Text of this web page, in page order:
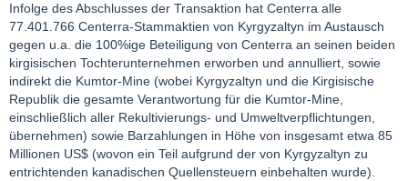
Infolge des Abschlusses der Transaktion hat Centerra alle
77.401.766 Centerra-Stammaktien von Kyrgyzaltyn im Austausch
gegen u.a. die 100%ige Beteiligung von Centerra an seinen beiden
kirgisischen Tochterunternehmen erworben und annulliert, sowie
indirekt die Kumtor-Mine (wobei Kyrgyzaltyn und die Kirgisische
Republik die gesamte Verantwortung für die Kumtor-Mine,
einschließlich aller Rekultivierungs- und Umweltverpflichtungen,
übernehmen) sowie Barzahlungen in Höhe von insgesamt etwa 85
Millionen US$ (wovon ein Teil aufgrund der von Kyrgyzaltyn zu
entrichtenden kanadischen Quellensteuern einbehalten wurde).